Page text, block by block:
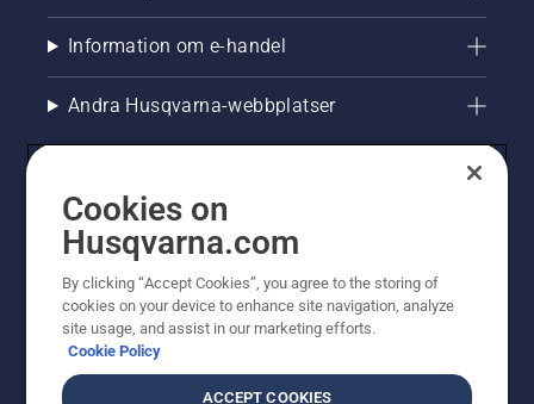
Information om e-handel
Andra Husqvarna-webbplatser
© Husqvarna AB (publ). All rights reserved. Priserna
som visas är rekommenderade cirkapriser. Alla angivna
Cookies on
Husqvarna.com
By clicking “Accept Cookies”, you agree to the storing of
cookies on your device to enhance site navigation, analyze
site usage, and assist in our marketing efforts.
Cookie Policy
ACCEPT COOKIES